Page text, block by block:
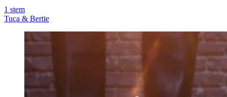
1 stem
Tuca & Bertie